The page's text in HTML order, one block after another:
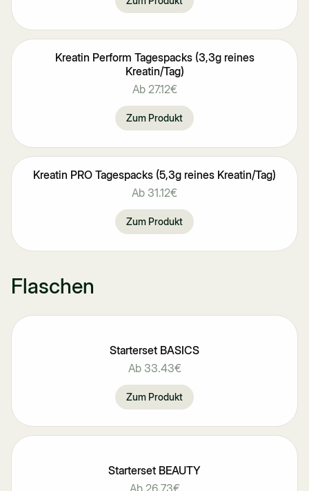
Kreatin Perform Tagespacks (3,3g reines
Kreatin/Tag)
Ab 27.12€
Zum Produkt
Kreatin PRO Tagespacks (5,3g reines Kreatin/Tag)
Ab 31.12€
Zum Produkt
Flaschen
Starterset BASICS
Ab 33.43€
Zum Produkt
Starterset BEAUTY
Ab 26.73€